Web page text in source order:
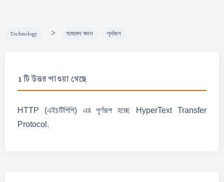
Technology > সাধারণ জ্ঞান পূর্ণরূপ
1 টি উত্তর পাওয়া গেছে
HTTP (এইচটিপিপি) এর পূর্ণরূপ হচ্ছে HyperText Transfer
Protocol.